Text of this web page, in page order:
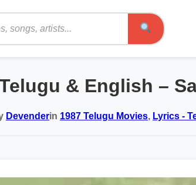
Search
& English –
Devenderin 1987 Telugu Movies, Lyrics -